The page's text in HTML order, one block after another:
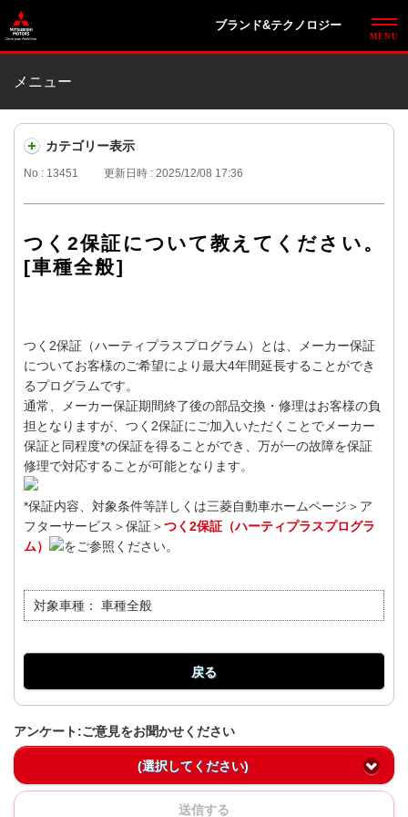
ブランド&テクノロジー
メニュー
カテゴリー表示
No : 13451 更新日時 : 2025/12/08 17:36
つく2保証について教えてください。
[車種全般]
つく2保証（ハーティプラスプログラム）とは、メーカー保証
についてお客様のご希望により最大4年間延長することができ
るプログラムです。
通常、メーカー保証期間終了後の部品交換・修理はお客様の負
担となりますが、つく2保証にご加入いただくことでメーカー
保証と同程度*の保証を得ることができ、万が一の故障を保証
修理で対応することが可能となります。
*保証内容、対象条件等詳しくは三菱自動車ホームページ＞ア
フターサービス＞保証＞つく2保証（ハーティプラスプログラ
ム）
をご参照ください。
対象車種： 車種全般
戻る
アンケート:ご意見をお聞かせください
(選択してください)
送信する